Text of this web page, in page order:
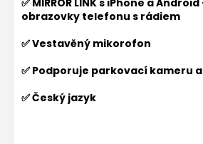
✅ MIRROR LINK s iPhone a
obrazovky telefonu s rádiem
✅ Vestavěný mikorofon
✅ Podporuje parkovací kameru
✅ Český jazyk